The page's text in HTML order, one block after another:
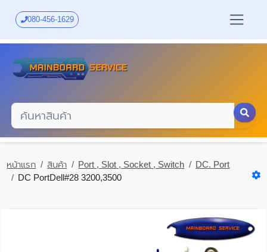
content
080-456-1629
หน้าแรก สินค้า Port , Slot , Socket , Switch
DC. Port
DC PortDell#28 3200,3500